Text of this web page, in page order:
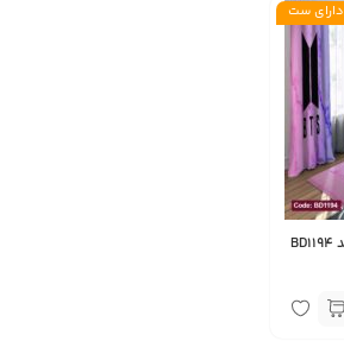
دارای ست